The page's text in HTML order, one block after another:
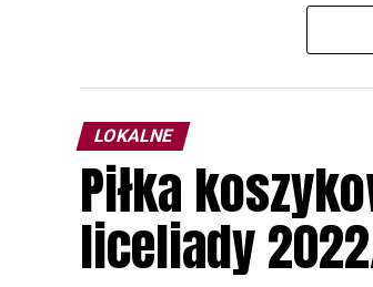
odbędzie się w dniach24 i
Wszystkich uczestników
rozpoznawanie głosów
zapisy.
LOKALNE
Piłka
liceliady